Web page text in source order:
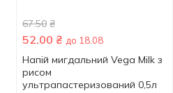
67.50 ₴
52.00 ₴ до 18.08
Напій мигдальний Vega Milk з
рисом
ультрапастеризований 0,5л